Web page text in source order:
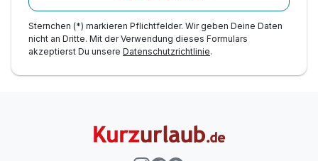
Sternchen (*) markieren Pflichtfelder. Wir geben Deine Daten
nicht an Dritte. Mit der Verwendung dieses Formulars
akzeptierst Du unsere Datenschutzrichtlinie.